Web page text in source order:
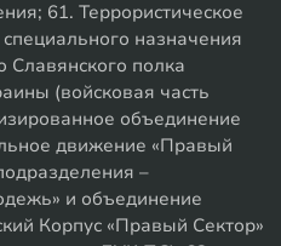
61. Террористическое
назначения
Славянского полка
(войсковая часть
объединение
движение «Правый
–
и объединение
Корпус «Правый Сектор»